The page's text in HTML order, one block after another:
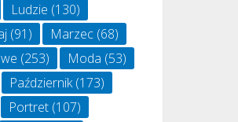
Ludzie (130)
(91) Marzec (68)
(253) Moda (53)
Październik(173)
Portret (107)